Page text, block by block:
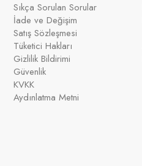
Sıkça Sorulan Sorular
İade ve Değişim
Satış Sözleşmesi
Tüketici Hakları
Gizlilik Bildirimi
Güvenlik
KVKK
Aydınlatma Metni